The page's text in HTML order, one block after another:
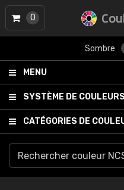
Sombre
MENU
SYSTÈME DE
CATÉGORIES DE
0